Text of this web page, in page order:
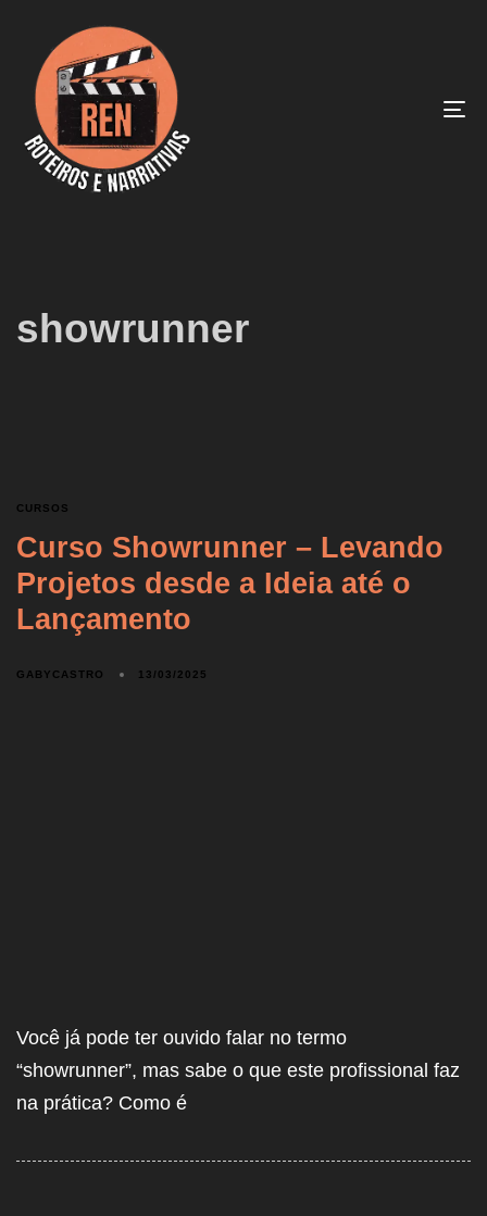
showrunner
CURSOS
Curso Showrunner – Levando
Projetos desde a Ideia até o
Lançamento
GABYCASTRO 13/03/2025
Você já pode ter ouvido falar no termo
“showrunner”, mas sabe o que este profissional faz
na prática? Como é